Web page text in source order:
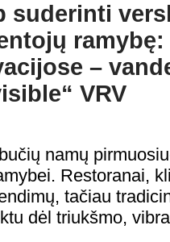
suderinti
–
VRV
namų
Restoranai,
tačiau
dėl triukšmo,